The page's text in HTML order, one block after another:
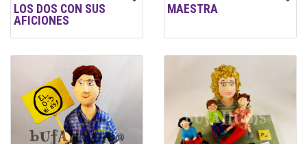
LOS DOS CON SUS
AFICIONES
MAESTRA